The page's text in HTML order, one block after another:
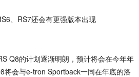
Q8的计划逐渐明朗，预计将会在今年年
将会与e-tron Sportback一同在年底的洛